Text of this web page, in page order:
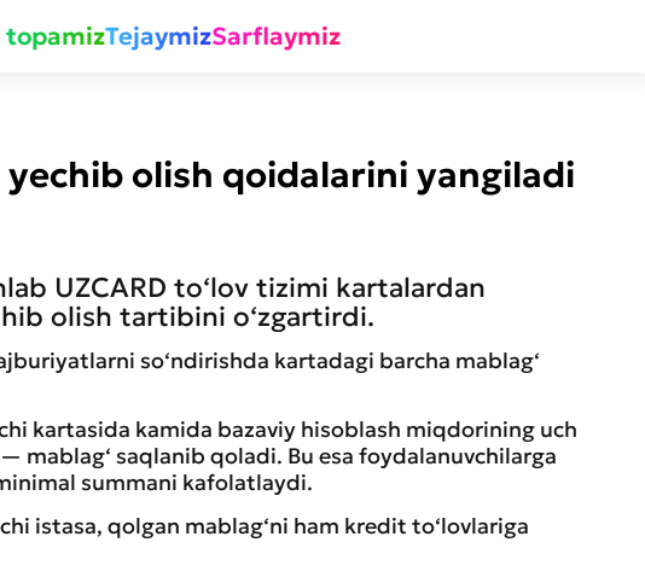
topamizTejaymizSarflaymiz
yechib olish qoidalarini yangiladi
UZCARD to‘lov tizimi kartalardan
olish tartibini o‘zgartirdi.
so‘ndirishda kartadagi barcha mablag‘
kartasida kamida bazaviy hisoblash miqdorining uch
mablag‘ saqlanib qoladi. Bu esa foydalanuvchilarga
summani kafolatlaydi.
istasa, qolgan mablag‘ni ham kredit to‘lovlariga